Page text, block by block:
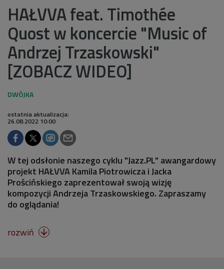
HAŁVVA feat. Timothée
Quost w koncercie "Music of
Andrzej Trzaskowski"
[ZOBACZ WIDEO]
ostatnia aktualizacja:
26.08.2022 10:00
W tej odsłonie naszego cyklu "Jazz.PL" awangardowy
projekt HAŁVVA Kamila Piotrowicza i Jacka
Prościńskiego zaprezentował swoją wizję
kompozycji Andrzeja Trzaskowskiego. Zapraszamy
do oglądania!
rozwiń 